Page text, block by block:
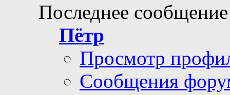
Последнее
Пётр
Просмотр
Сообщения